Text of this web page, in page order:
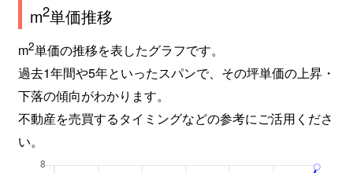
m2単価推移
m2単価の推移を表したグラフです。
過去1年間や5年といったスパンで、その坪単価の上昇・
下落の傾向がわかります。
不動産を売買するタイミングなどの参考にご活用くださ
い。